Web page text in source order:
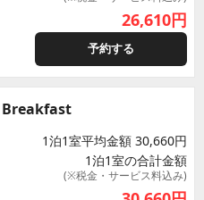
26,610円
予約する
Breakfast
1泊1室平均金額 30,660円
1泊1室の合計金額
(※税金・サービス料込み)